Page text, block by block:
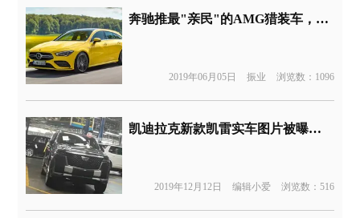
奔驰推最"亲民"的AMG猎装车，奔驰CLA35 AMG Shooting Brake
2019年06月05日 振业 浏览数：1096
凯迪拉克新款凯雷实车图片被曝光 2021年上市/或推纯电版
2019年12月12日 编辑小爱 浏览数：516